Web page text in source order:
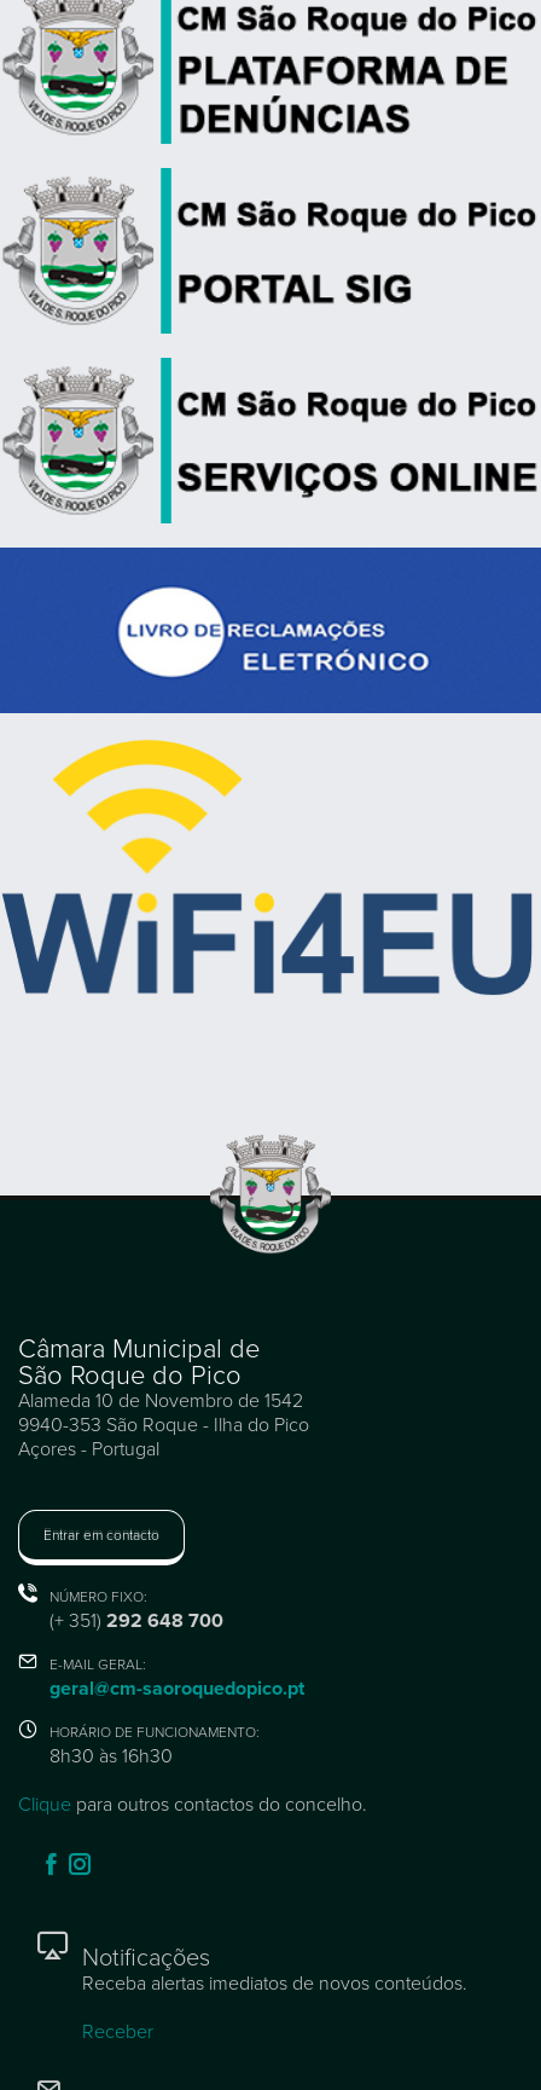
Câmara Municipal de
São Roque do Pico
Alameda 10 de Novembro de 1542
9940-353 São Roque - Ilha do Pico
Açores - Portugal
Entrar em contacto
NÚMERO FIXO:
(+ 351) 292 648 700
E-MAIL GERAL:
geral@cm-saoroquedopico.pt
HORÁRIO DE FUNCIONAMENTO:
8h30 às 16h30
Clique para outros contactos do concelho.
Notificações
Receba alertas imediatos de novos conteúdos.
Receber